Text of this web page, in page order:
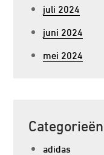
juli 2024
juni 2024
mei 2024
Categorieën
adidas